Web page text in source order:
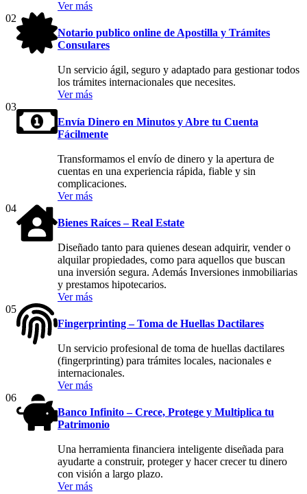
Ver más
02
Notario publico online de Apostilla y Trámites
Consulares
Un servicio ágil, seguro y adaptado para gestionar todos
los trámites internacionales que necesites.
Ver más
03
Envía Dinero en Minutos y Abre tu Cuenta
Fácilmente
Transformamos el envío de dinero y la apertura de
cuentas en una experiencia rápida, fiable y sin
complicaciones.
Ver más
04
Bienes Raíces – Real Estate
Diseñado tanto para quienes desean adquirir, vender o
alquilar propiedades, como para aquellos que buscan
una inversión segura. Además Inversiones inmobiliarias
y prestamos hipotecarios.
Ver más
05
Fingerprinting – Toma de Huellas Dactilares
Un servicio profesional de toma de huellas dactilares
(fingerprinting) para trámites locales, nacionales e
internacionales.
Ver más
06
Banco Infinito – Crece, Protege y Multiplica tu
Patrimonio
Una herramienta financiera inteligente diseñada para
ayudarte a construir, proteger y hacer crecer tu dinero
con visión a largo plazo.
Ver más